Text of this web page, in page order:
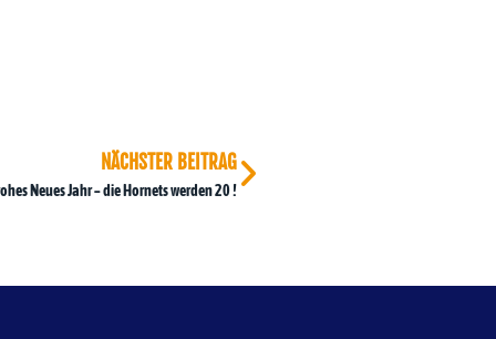
NÄCHSTER BEITRAG
Neues Jahr – die Hornets werden 20 !